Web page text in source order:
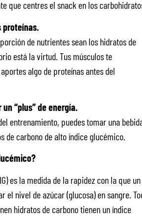
que centres el snack en los
proteínas.
de nutrientes sean los hidratos de
está la virtud. Tus músculos te
algo de proteínas antes del
“plus” de energía.
entrenamiento, puedes tomar una
de carbono de alto índice glucémico.
es la medida de la rapidez con la que un
el nivel de azúcar (glucosa) en sangre.
hidratos de carbono tienen un índice